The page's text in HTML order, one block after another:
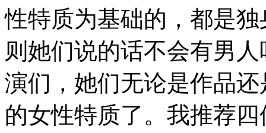
性特质为基础的，都是
则她们说的话不会有男
演们，她们无论是作品
的女性特质了。我推荐